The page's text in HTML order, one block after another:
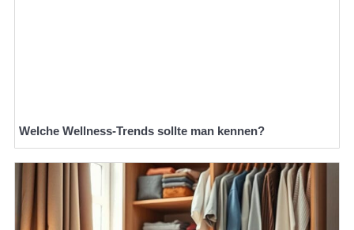
Welche Wellness-Trends sollte man kennen?